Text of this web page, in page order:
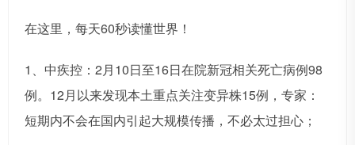
在这里，每天60秒读懂世界！
1、中疾控：2月10日至16日在院新冠相关死亡病例98
例。12月以来发现本土重点关注变异株15例，专家：
短期内不会在国内引起大规模传播，不必太过担心；